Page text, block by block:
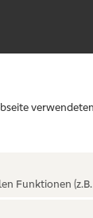
Funktionen